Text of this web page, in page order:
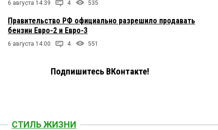
6 августа 14:39 4 535
Правительство РФ официально разрешило продавать
бензин Евро-2 и Евро-3
6 августа 14:00 4 551
Подпишитесь ВКонтакте!
СТИЛЬ ЖИЗНИ